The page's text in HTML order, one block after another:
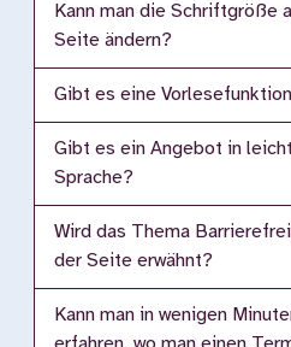
Kann man die Schriftgröße
Seite ändern?
Gibt es eine
Gibt es ein Angebot in
Sprache?
Wird das Thema
der Seite erwähnt?
Kann man in wenigen